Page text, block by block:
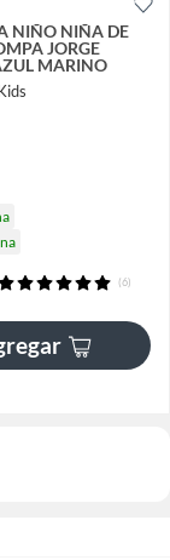
NIÑO NIÑA DE
JORGE
MARINO
(6)